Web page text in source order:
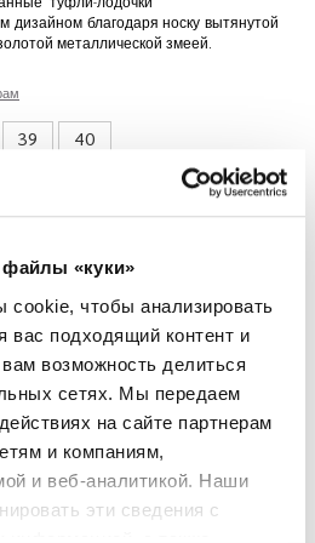
файлы «куки»
чтобы анализировать
вас подходящий контент и
возможность делиться
сетях. Мы передаем
на сайте партнерам
и компаниям,
и веб-аналитикой. Наши
эти сведения с
дизайном благодаря носку вытянутой
металлической змеей.
39
40
В КОРЗИНУ
В СПИСОК ЖЕЛАНИЙ